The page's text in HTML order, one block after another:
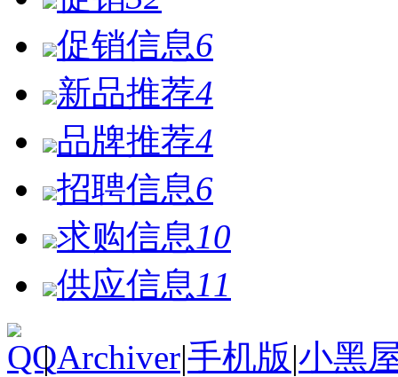
促销信息6
新品推荐4
品牌推荐4
招聘信息6
求购信息 10
供应信息 11
| Archiver|手机版|小黑